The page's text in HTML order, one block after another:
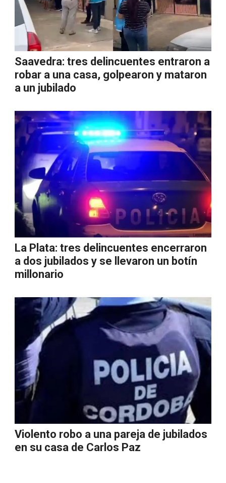
Saavedra: tres delincuentes entraron a
robar a una casa, golpearon y mataron
a un jubilado
La Plata: tres delincuentes encerraron
a dos jubilados y se llevaron un botín
millonario
Violento robo a una pareja de jubilados
en su casa de Carlos Paz